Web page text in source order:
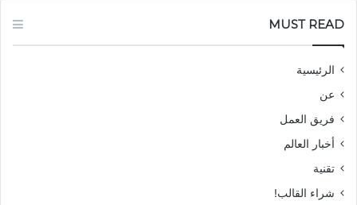
MUST READ
الرئيسية
عن
فريق العمل
أخبار العالم
تقنية
شراء القالب!